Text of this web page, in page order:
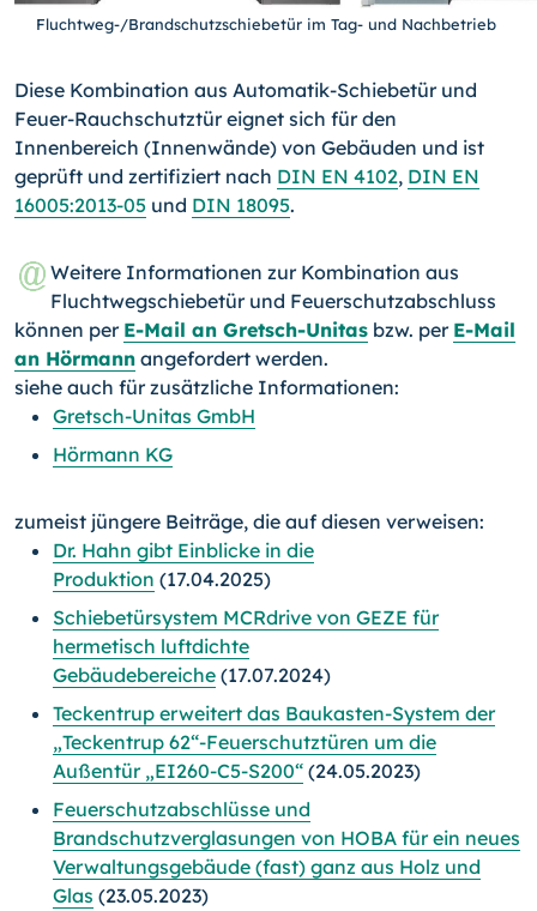
Fluchtweg-/Brandschutzschiebetür im Tag- und Nachbetrieb
Diese Kombination aus Automatik-Schiebetür und
Feuer-Rauchschutztür eignet sich für den
Innenbereich (Innenwände) von Gebäuden und ist
geprüft und zertifiziert nach DIN EN 4102, DIN EN
16005:2013-05 und DIN 18095.
Weitere Informationen zur Kombination aus
Fluchtwegschiebetür und Feuerschutzabschluss
können per E-Mail an Gretsch-Unitas bzw. per E-Mail
an Hörmann angefordert werden.
siehe auch für zusätzliche Informationen:
Gretsch-Unitas GmbH
Hörmann KG
zumeist jüngere Beiträge, die auf diesen verweisen:
Dr. Hahn gibt Einblicke in die
Produktion (17.04.2025)
Schiebetürsystem MCRdrive von GEZE für
hermetisch luftdichte
Gebäudebereiche (17.07.2024)
Teckentrup erweitert das Baukasten-System der
„Teckentrup 62“-Feuerschutztüren um die
Außentür „EI260-C5-S200“ (24.05.2023)
Feuerschutzabschlüsse und
Brandschutzverglasungen von HOBA für ein neues
Verwaltungsgebäude (fast) ganz aus Holz und
Glas (23.05.2023)